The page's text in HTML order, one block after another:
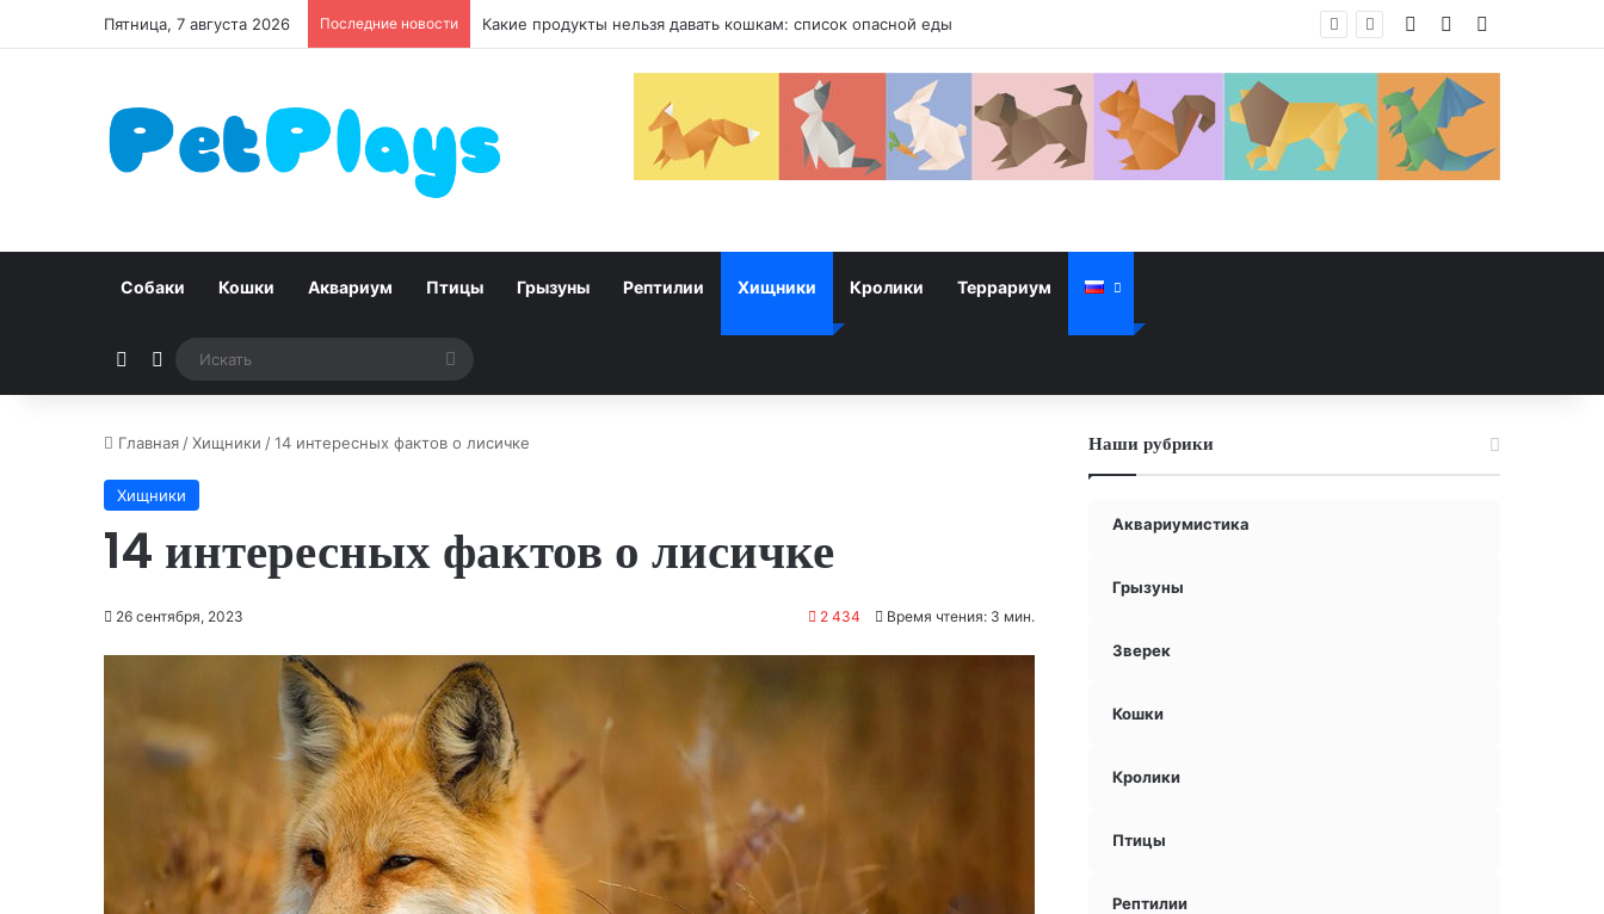
Пятница, 7 августа 2026 Последние новости Чумка у собак ВойтиСлучайная
Собаки Кошки Аквариум Птицы Грызуны Рептилии Хищники Кролики Террариум
Случайная статья
Switch skin
Главная /Хищники /14 интересных фактов о лисичке
Хищники
14 интересных фактов о лисичке
26 сентября, 2023 2 434 Время чтения: 3 мин.
Наши рубрики
Аквариумистика
Грызуны
Зверек
Кошки
Кролики
Птицы
Рептилии